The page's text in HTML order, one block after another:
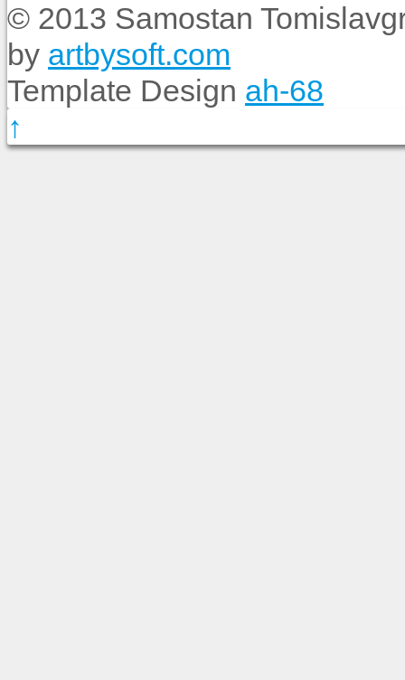
© 2013 Samostan
by artbysoft.com
Template Design ah-68
↑